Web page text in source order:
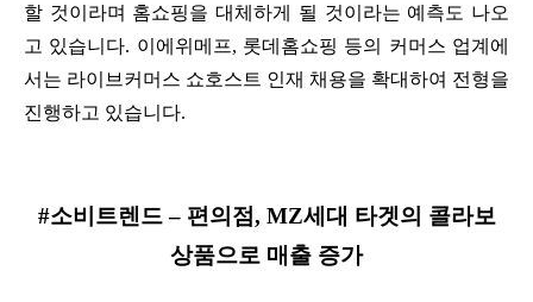
할 것이라며 홈쇼핑을 대체하게 될 것이라는 예측도 나오
고 있습니다. 이에위메프, 롯데홈쇼핑 등의 커머스 업계에
서는 라이브커머스 쇼호스트 인재 채용을 확대하여 전형을
진행하고 있습니다.
#소비트렌드 – 편의점, MZ세대 타겟의 콜라보
상품으로 매출 증가